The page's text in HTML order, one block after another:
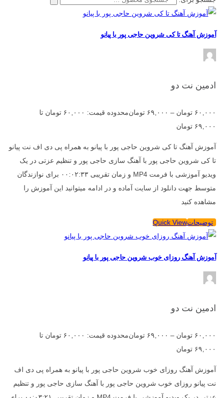
آموزش آهنگ تا کی شروین حاجی پور با پیانو
ادمین نت دو
۶۰,۰۰۰ تومان – ۶۹,۰۰۰ تومان
محدوده قیمت: ۶۰,۰۰۰ تومان تا
۶۹,۰۰۰ تومان
آموزش آهنگ تا کی شروین حاجی پور با پیانو به همراه پی دی اف نت پیانو
تا کی شروین حاجی پور با آهنگ سازی حاجی پور و تنظیم عزتی در یک
ویدیو آموزشی با فرمت MP4 و زمان تقریبی ۰۰:۰۲:۳۳ برای نوازندگان
متوسط جهت دانلود از سایت آماده و در ادامه میتوانید این آموزش را
مشاهده کنید
توضیحاتQuick View
آموزش آهنگ روزای خوب شروین حاجی پور با پیانو
ادمین نت دو
۶۰,۰۰۰ تومان – ۶۹,۰۰۰ تومان
محدوده قیمت: ۶۰,۰۰۰ تومان تا
۶۹,۰۰۰ تومان
آموزش آهنگ روزای خوب شروین حاجی پور با پیانو به همراه پی دی اف
نت پیانو روزای خوب شروین حاجی پور با آهنگ سازی حاجی پور و تنظیم